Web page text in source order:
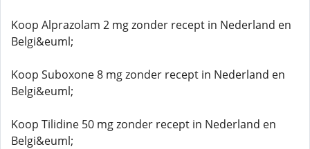
Koop Alprazolam 2 mg zonder recept in Nederland en
Belgi&euml;
Koop Suboxone 8 mg zonder recept in Nederland en
Belgi&euml;
Koop Tilidine 50 mg zonder recept in Nederland en
Belgi&euml;